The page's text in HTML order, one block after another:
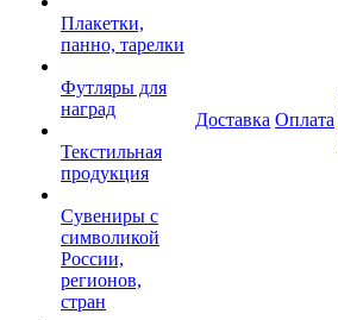
Плакетки,
панно, тарелки
Футляры для
наград
Текстильная
продукция
Сувениры с
символикой
России,
регионов,
стран
Доставка Оплата